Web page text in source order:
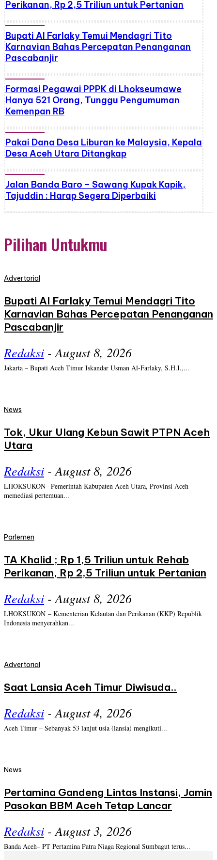
Perikanan, Rp 2,5 Triliun untuk Pertanian
Bupati Al Farlaky Temui Mendagri Tito
Karnavian Bahas Percepatan Penanganan
Pascabanjir
Formasi Pegawai PPPK di Lhokseumawe
Hanya 521 Orang, Tunggu Pengumuman
Kemenpan RB
Pakai Dana Desa Liburan ke Malaysia, Kepala
Desa Aceh Utara Ditangkap
Jalan Banda Baro – Sawang Kupak Kapik,
Tajuddin : Harap Segera Diperbaiki
Pilihan Untukmu
Advertorial
Bupati Al Farlaky Temui Mendagri Tito
Karnavian Bahas Percepatan Penanganan
Pascabanjir
Redaksi - August 8, 2026
Jakarta – Bupati Aceh Timur Iskandar Usman Al-Farlaky, S.H.I.,...
News
Tok, Ukur Ulang Kebun Sawit PTPN Aceh
Utara
Redaksi - August 8, 2026
LHOKSUKON– Pemerintah Kabupaten Aceh Utara, Provinsi Aceh
memediasi pertemuan...
Parlemen
TA Khalid ; Rp 1,5 Triliun untuk Rehab
Perikanan, Rp 2,5 Triliun untuk Pertanian
Redaksi - August 8, 2026
LHOKSUKON – Kementerian Kelautan dan Perikanan (KKP) Republik
Indonesia menyerahkan...
Advertorial
Saat Lansia Aceh Timur Diwisuda..
Redaksi - August 4, 2026
Aceh Timur – Sebanyak 53 lanjut usia (lansia) mengikuti...
News
Pertamina Gandeng Lintas Instansi, Jamin
Pasokan BBM Aceh Tetap Lancar
Redaksi - August 3, 2026
Banda Aceh– PT Pertamina Patra Niaga Regional Sumbagut terus...